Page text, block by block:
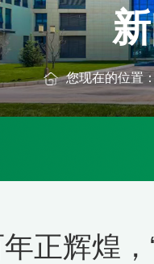
您现在的位置：
正辉煌